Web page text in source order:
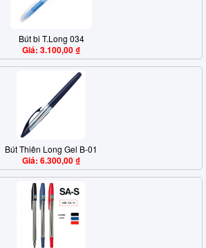
Bút bi T.Long 034
Giá: 3.100,00 ₫
Bút Thiên Long Gel B-01
Giá: 6.300,00 ₫